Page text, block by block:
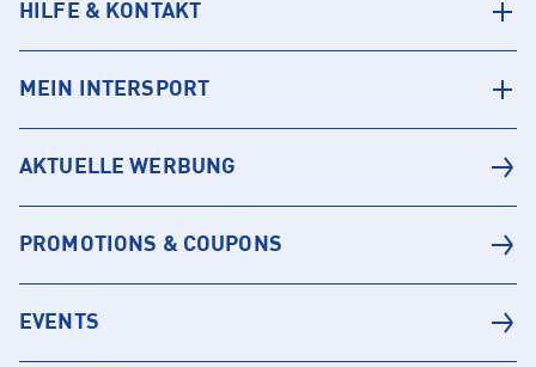
HILFE & KONTAKT
MEIN INTERSPORT
AKTUELLE WERBUNG
PROMOTIONS & COUPONS
EVENTS